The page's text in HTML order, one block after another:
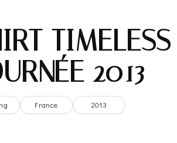
TIMELESS
2013
France 2013